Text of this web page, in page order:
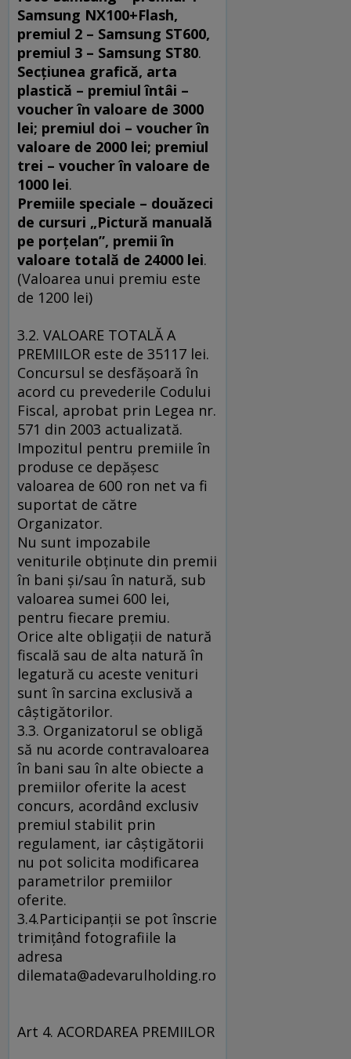
Samsung NX100+Flash,
premiul 2 – Samsung ST600,
premiul 3 – Samsung ST80.
Secţiunea grafică, arta
plastică – premiul întâi –
voucher în valoare de 3000
lei; premiul doi – voucher în
valoare de 2000 lei; premiul
trei – voucher în valoare de
1000 lei.
Premiile speciale – douăzeci
de cursuri „Pictură manuală
pe porţelan”, premii în
valoare totală de 24000 lei.
(Valoarea unui premiu este
de 1200 lei)
3.2. VALOARE TOTALĂ A
PREMIILOR este de 35117 lei.
Concursul se desfăşoară în
acord cu prevederile Codului
Fiscal, aprobat prin Legea nr.
571 din 2003 actualizată.
Impozitul pentru premiile în
produse ce depăşesc
valoarea de 600 ron net va fi
suportat de către
Organizator.
Nu sunt impozabile
veniturile obţinute din premii
în bani şi/sau în natură, sub
valoarea sumei 600 lei,
pentru fiecare premiu.
Orice alte obligaţii de natură
fiscală sau de alta natură în
legatură cu aceste venituri
sunt în sarcina exclusivă a
câştigătorilor.
3.3. Organizatorul se obligă
să nu acorde contravaloarea
în bani sau în alte obiecte a
premiilor oferite la acest
concurs, acordând exclusiv
premiul stabilit prin
regulament, iar câştigătorii
nu pot solicita modificarea
parametrilor premiilor
oferite.
3.4.Participanţii se pot înscrie
trimiţând fotografiile la
adresa
dilemata@adevarulholding.ro
Art 4. ACORDAREA PREMIILOR